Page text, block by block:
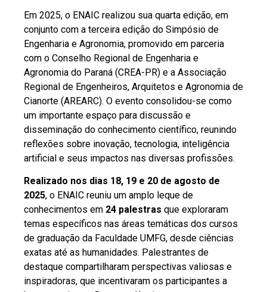
Em 2025, o ENAIC realizou sua quarta edição, em
conjunto com a terceira edição do Simpósio de
Engenharia e Agronomia, promovido em parceria
com o Conselho Regional de Engenharia e
Agronomia do Paraná (CREA-PR) e a Associação
Regional de Engenheiros, Arquitetos e Agronomia de
Cianorte (AREARC). O evento consolidou-se como
um importante espaço para discussão e
disseminação do conhecimento científico, reunindo
reflexões sobre inovação, tecnologia, inteligência
artificial e seus impactos nas diversas profissões.
Realizado nos dias 18, 19 e 20 de agosto de
2025, o ENAIC reuniu um amplo leque de
conhecimentos em 24 palestras que exploraram
temas específicos nas áreas temáticas dos cursos
de graduação da Faculdade UMFG, desde ciências
exatas até as humanidades. Palestrantes de
destaque compartilharam perspectivas valiosas e
inspiradoras, que incentivaram os participantes a